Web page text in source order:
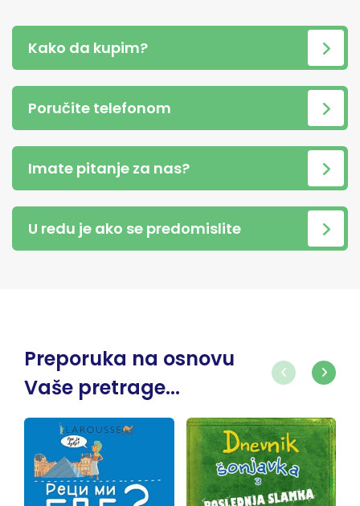
Kako da kupim?
Poručite telefonom
Imate pitanje za nas?
U redu je ako se predomislite
Preporuka na osnovu
Vaše pretrage...